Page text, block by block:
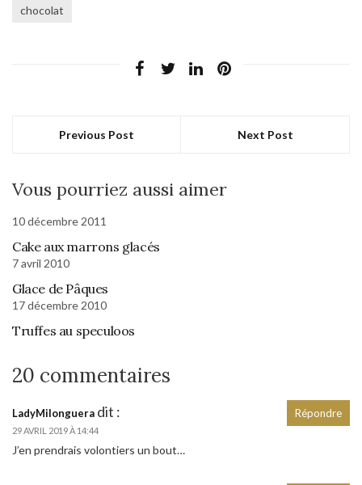
chocolat
Previous Post Next Post
Vous pourriez aussi aimer
10 décembre 2011
Cake aux marrons glacés
7 avril 2010
Glace de Pâques
17 décembre 2010
Truffes au speculoos
20 commentaires
LadyMilonguera dit :
29 AVRIL 2019 À 14:44
J’en prendrais volontiers un bout…
Répondre